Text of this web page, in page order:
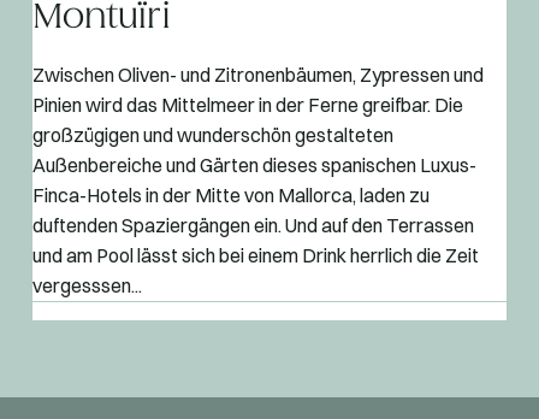
Montuïri
Zwischen Oliven- und Zitronenbäumen, Zypressen und
Pinien wird das Mittelmeer in der Ferne greifbar. Die
großzügigen und wunderschön gestalteten
Außenbereiche und Gärten dieses spanischen Luxus-
Finca-Hotels in der Mitte von Mallorca, laden zu
duftenden Spaziergängen ein. Und auf den Terrassen
und am Pool lässt sich bei einem Drink herrlich die Zeit
vergesssen...